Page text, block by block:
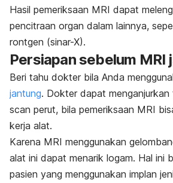
Hasil pemeriksaan MRI dapat
pencitraan organ dalam lainnya,
rontgen (sinar-X).
Persiapan sebelum MRI
Beri tahu dokter bila Anda
jantung. Dokter dapat
scan perut, bila pemeriksaan MRI
kerja alat.
Karena MRI menggunakan
alat ini dapat menarik logam. Hal ini
pasien yang menggunakan implan